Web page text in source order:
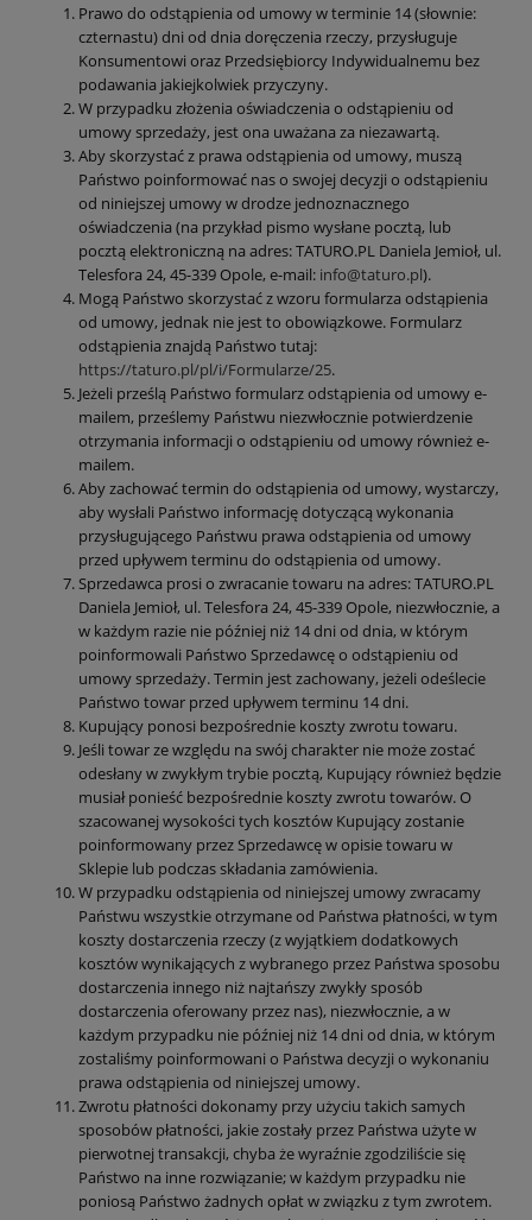
Prawo do odstąpienia od umowy w terminie 14 (słownie:
czternastu) dni od dnia doręczenia rzeczy, przysługuje
Konsumentowi oraz Przedsiębiorcy Indywidualnemu bez
podawania jakiejkolwiek przyczyny.
W przypadku złożenia oświadczenia o odstąpieniu od
umowy sprzedaży, jest ona uważana za niezawartą.
Aby skorzystać z prawa odstąpienia od umowy, muszą
Państwo poinformować nas o swojej decyzji o odstąpieniu
od niniejszej umowy w drodze jednoznacznego
oświadczenia (na przykład pismo wysłane pocztą, lub
pocztą elektroniczną na adres: TATURO.PL Daniela Jemioł, ul.
Telesfora 24, 45-339 Opole, e-mail: info@taturo.pl).
Mogą Państwo skorzystać z wzoru formularza odstąpienia
od umowy, jednak nie jest to obowiązkowe. Formularz
odstąpienia znajdą Państwo tutaj:
https://taturo.pl/pl/i/Formularze/25.
Jeżeli prześlą Państwo formularz odstąpienia od umowy e-
mailem, prześlemy Państwu niezwłocznie potwierdzenie
otrzymania informacji o odstąpieniu od umowy również e-
mailem.
Aby zachować termin do odstąpienia od umowy, wystarczy,
aby wysłali Państwo informację dotyczącą wykonania
przysługującego Państwu prawa odstąpienia od umowy
przed upływem terminu do odstąpienia od umowy.
Sprzedawca prosi o zwracanie towaru na adres: TATURO.PL
Daniela Jemioł, ul. Telesfora 24, 45-339 Opole, niezwłocznie, a
w każdym razie nie później niż 14 dni od dnia, w którym
poinformowali Państwo Sprzedawcę o odstąpieniu od
umowy sprzedaży. Termin jest zachowany, jeżeli odeślecie
Państwo towar przed upływem terminu 14 dni.
Kupujący ponosi bezpośrednie koszty zwrotu towaru.
Jeśli towar ze względu na swój charakter nie może zostać
odesłany w zwykłym trybie pocztą, Kupujący również będzie
musiał ponieść bezpośrednie koszty zwrotu towarów. O
szacowanej wysokości tych kosztów Kupujący zostanie
poinformowany przez Sprzedawcę w opisie towaru w
Sklepie lub podczas składania zamówienia.
W przypadku odstąpienia od niniejszej umowy zwracamy
Państwu wszystkie otrzymane od Państwa płatności, w tym
koszty dostarczenia rzeczy (z wyjątkiem dodatkowych
kosztów wynikających z wybranego przez Państwa sposobu
dostarczenia innego niż najtańszy zwykły sposób
dostarczenia oferowany przez nas), niezwłocznie, a w
każdym przypadku nie później niż 14 dni od dnia, w którym
zostaliśmy poinformowani o Państwa decyzji o wykonaniu
prawa odstąpienia od niniejszej umowy.
Zwrotu płatności dokonamy przy użyciu takich samych
sposobów płatności, jakie zostały przez Państwa użyte w
pierwotnej transakcji, chyba że wyraźnie zgodziliście się
Państwo na inne rozwiązanie; w każdym przypadku nie
poniosą Państwo żadnych opłat w związku z tym zwrotem.